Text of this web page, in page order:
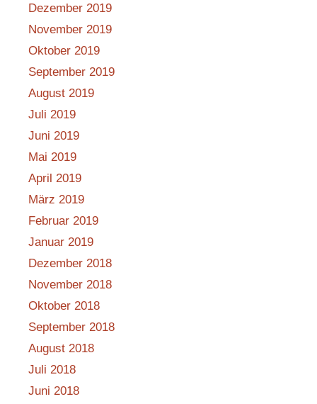
Dezember 2019
November 2019
Oktober 2019
September 2019
August 2019
Juli 2019
Juni 2019
Mai 2019
April 2019
März 2019
Februar 2019
Januar 2019
Dezember 2018
November 2018
Oktober 2018
September 2018
August 2018
Juli 2018
Juni 2018